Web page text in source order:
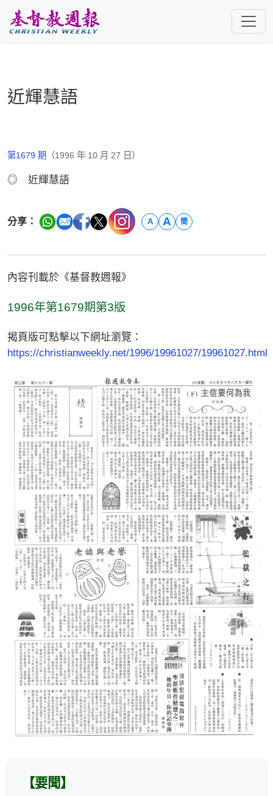
近輝慧語
第1679 期 （1996 年 10 月 27 日）
◎ 近輝慧語
分享： A A 簡
內容刊載於《基督教週報》
1996年第1679期第3版
揭頁版可點擊以下網址瀏覽：
https://christianweekly.net/1996/19961027/19961027.html
【要聞】